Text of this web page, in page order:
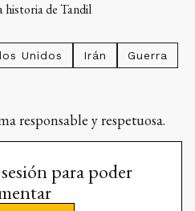
historia de Tandil
Unidos Irán Guerra
responsable y respetuosa.
para poder